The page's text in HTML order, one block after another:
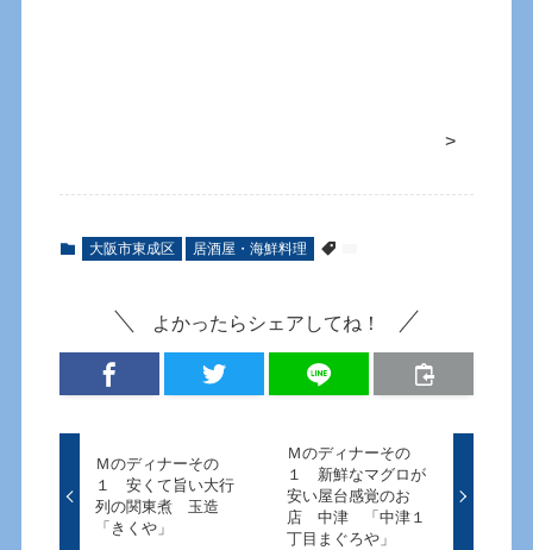
>
大阪市東成区 居酒屋・海鮮料理
よかったらシェアしてね！
Ｍのディナーその
１ 安くて旨い大行
列の関東煮 玉造
「きくや」
Ｍのディナーその
１ 新鮮なマグロが
安い屋台感覚のお
店 中津 「中津１
丁目まぐろや」